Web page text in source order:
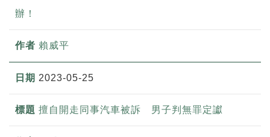
辦！
賴威平
2023-05-25
擅自開走同事汽車被訴 男子判無罪定讞